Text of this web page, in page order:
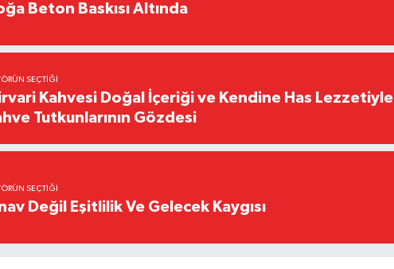
Beton Baskısı Altında
SEÇTIĞI
Kahvesi Doğal İçeriği ve Kendine Has Lezzetiyle
Tutkunlarının Gözdesi
SEÇTIĞI
Değil Eşitlilik Ve Gelecek Kaygısı